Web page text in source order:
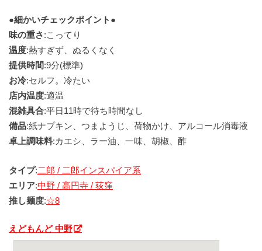
●細かいチェックポイント●
味の重さ:こってり
温度:熱すぎず、ぬるくなく
提供時間:9分(標準)
お冷:セルフ。冷たい
店内温度:適温
混雑具合:平日11時で待ち時間なし
備品:紙ナプキン、つまようじ、荷物かけ、アルコール消毒液
卓上調味料:カエシ、ラー油、一味、胡椒、酢
タイプ:二郎 / 二郎インスパイア系
エリア:中野 / 高円寺 / 荻窪
推し麺度:☆8
えどもんど 中野